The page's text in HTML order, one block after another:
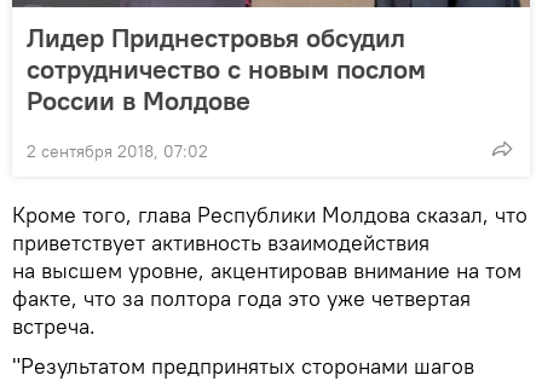
Лидер Приднестровья обсудил
сотрудничество с новым послом
России в Молдове
2 сентября 2018, 07:02
Кроме того, глава Республики Молдова сказал, что
приветствует активность взаимодействия
на высшем уровне, акцентировав внимание на том
факте, что за полтора года это уже четвертая
встреча.
"Результатом предпринятых сторонами шагов